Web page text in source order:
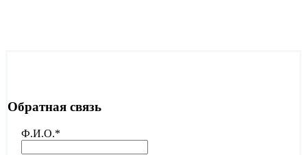
Обратная связь
Ф.И.О.*